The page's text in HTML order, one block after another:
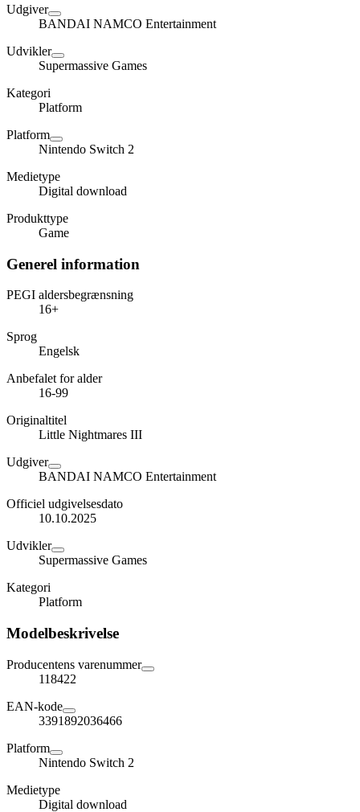
Udgiver
BANDAI NAMCO Entertainment
Udvikler
Supermassive Games
Kategori
Platform
Platform
Nintendo Switch 2
Medietype
Digital download
Produkttype
Game
Generel information
PEGI aldersbegrænsning
16+
Sprog
Engelsk
Anbefalet for alder
16-99
Originaltitel
Little Nightmares III
Udgiver
BANDAI NAMCO Entertainment
Officiel udgivelsesdato
10.10.2025
Udvikler
Supermassive Games
Kategori
Platform
Modelbeskrivelse
Producentens varenummer
118422
EAN-kode
3391892036466
Platform
Nintendo Switch 2
Medietype
Digital download